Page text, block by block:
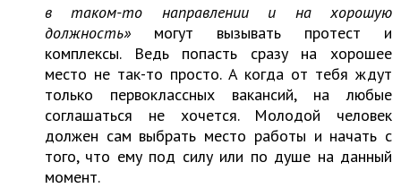
в таком-то направлении и на хорошую
должность» могут вызывать протест и
комплексы. Ведь попасть сразу на хорошее
место не так-то просто. А когда от тебя ждут
только первоклассных вакансий, на любые
соглашаться не хочется. Молодой человек
должен сам выбрать место работы и начать с
того, что ему под силу или по душе на данный
момент.